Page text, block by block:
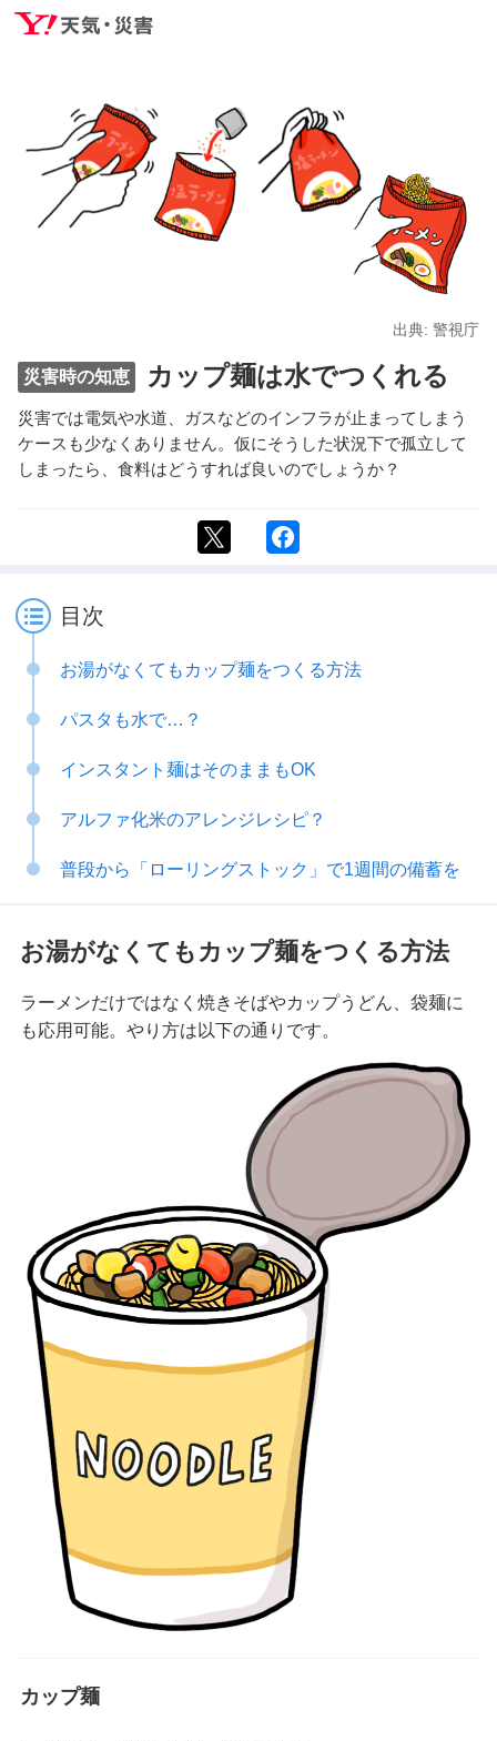
災害時の知恵 カップ麺は水でつくれる
災害では電気や水道、ガスなどのインフラが止まってしまう
ケースも少なくありません。仮にそうした状況下で孤立して
しまったら、食料はどうすれば良いのでしょうか？
出典: 警視庁
目次
お湯がなくてもカップ麺をつくる方法
パスタも水で…？
インスタント麺はそのままもOK
アルファ化米のアレンジレシピ？
普段から「ローリングストック」で1週間の備蓄を
お湯がなくてもカップ麺をつくる方法
ラーメンだけではなく焼きそばやカップうどん、袋麺に
も応用可能。やり方は以下の通りです。
カップ麺